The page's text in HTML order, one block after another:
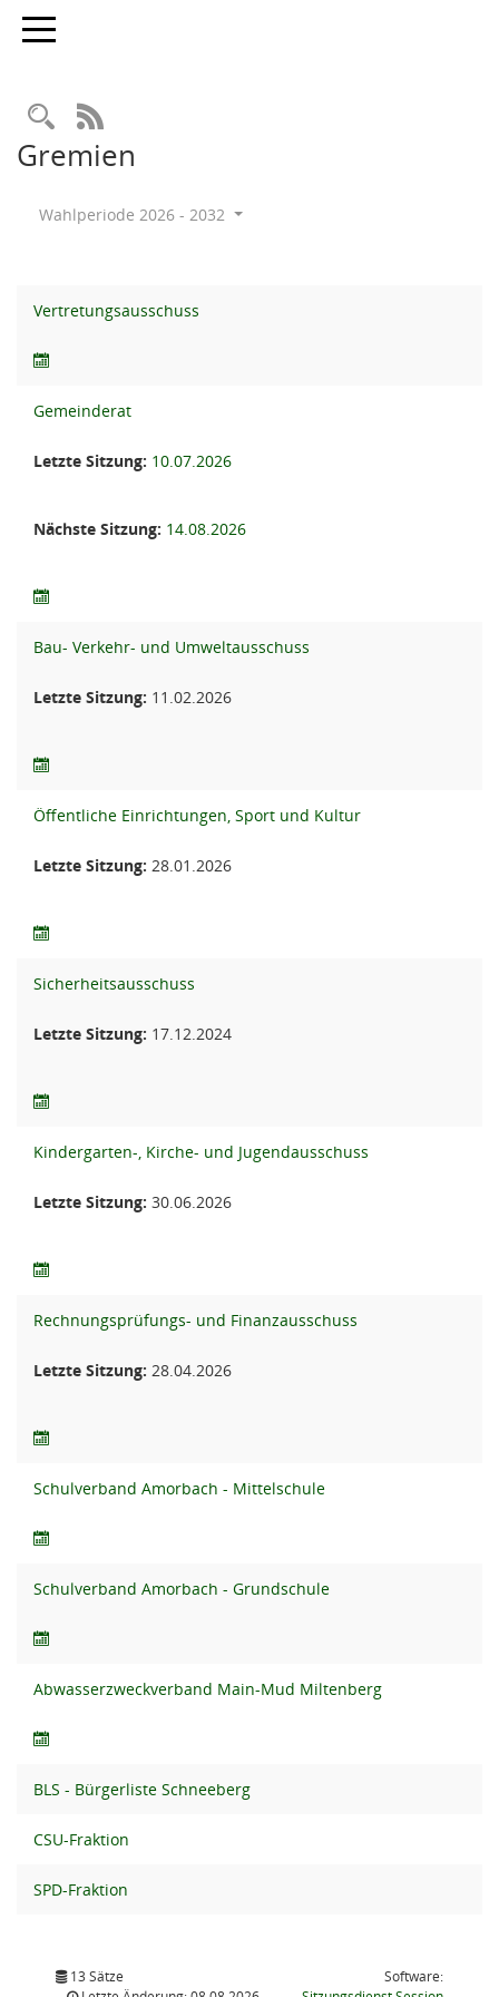
Toggle navigation
Rechercheauswahl
RSS-Feed
Gremien
Wahlperiode 2026 - 2032
Vertretungsausschuss
Gemeinderat
Letzte Sitzung: 10.07.2026
Nächste Sitzung: 14.08.2026
Bau- Verkehr- und Umweltausschuss
Letzte Sitzung: 11.02.2026
Öffentliche Einrichtungen, Sport und Kultur
Letzte Sitzung: 28.01.2026
Sicherheitsausschuss
Letzte Sitzung: 17.12.2024
Kindergarten-, Kirche- und Jugendausschuss
Letzte Sitzung: 30.06.2026
Rechnungsprüfungs- und Finanzausschuss
Letzte Sitzung: 28.04.2026
Schulverband Amorbach - Mittelschule
Schulverband Amorbach - Grundschule
Abwasserzweckverband Main-Mud Miltenberg
BLS - Bürgerliste Schneeberg
CSU-Fraktion
SPD-Fraktion
13 Sätze
Software: